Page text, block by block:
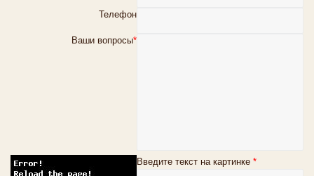
Телефон
Ваши вопросы*
Введите текст на картинке *